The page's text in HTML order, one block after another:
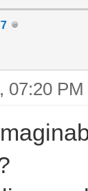
07:20 PM